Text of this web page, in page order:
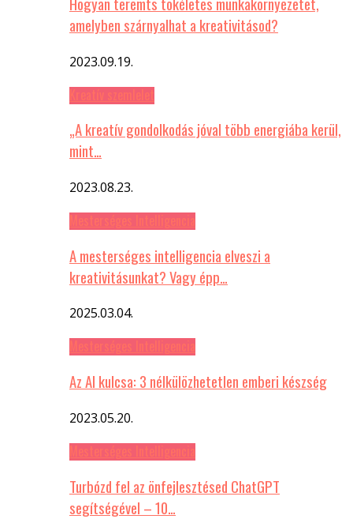
amelyben szárnyalhat a kreativitásod?
2023.09.19.
„A kreatív gondolkodás jóval több energiába kerül,
mint…
2023.08.23.
A mesterséges intelligencia elveszi a
kreativitásunkat? Vagy épp…
2025.03.04.
Az AI kulcsa: 3 nélkülözhetetlen emberi készség
2023.05.20.
Turbózd fel az önfejlesztésed ChatGPT
segítségével – 10…